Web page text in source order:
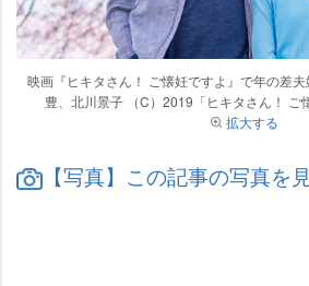
映画『ヒキタさん！ ご懐妊ですよ』で年の差
豊、北川景子 （C）2019「ヒキタさん！ ご
拡大する
【写真】この記事の写真を